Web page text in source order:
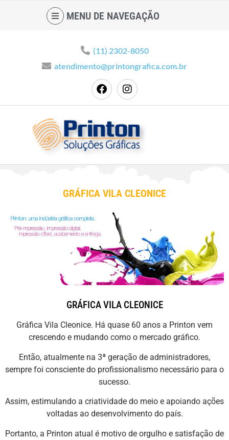
MENU DE NAVEGAÇÃO
(11) 2302-8050
atendimento@printongrafica.com.br
GRÁFICA VILA CLEONICE
GRÁFICA VILA CLEONICE
Gráfica Vila Cleonice. Há quase 60 anos a Printon vem
crescendo e mudando como o mercado gráfico.
Então, atualmente na 3ª geração de administradores,
sempre foi consciente do profissionalismo necessário para o
sucesso.
Assim, estimulando a criatividade do meio e apoiando ações
voltadas ao desenvolvimento do país.
Portanto, a Printon atual é motivo de orgulho e satisfação de